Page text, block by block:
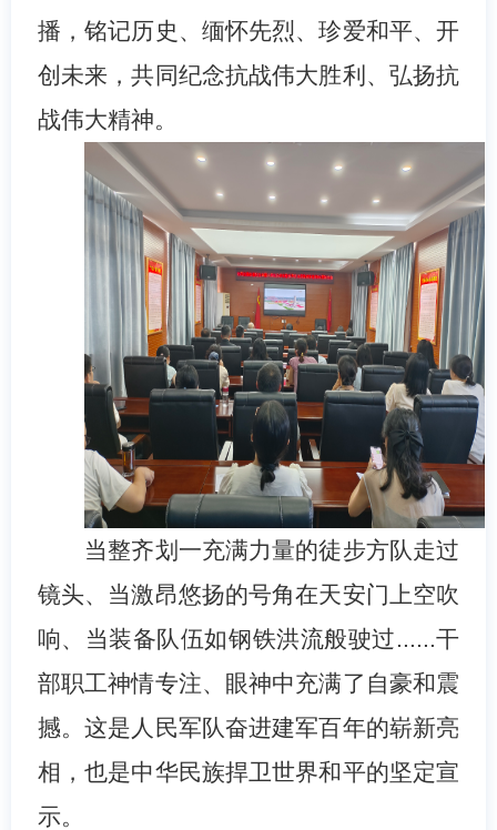
播，铭记历史、缅怀先烈、珍爱和平、开
创未来，共同纪念抗战伟大胜利、弘扬抗
战伟大精神。
当整齐划一充满力量的徒步方队走过
镜头、当激昂悠扬的号角在天安门上空吹
响、当装备队伍如钢铁洪流般驶过......干
部职工神情专注、眼神中充满了自豪和震
撼。这是人民军队奋进建军百年的崭新亮
相，也是中华民族捍卫世界和平的坚定宣
示。